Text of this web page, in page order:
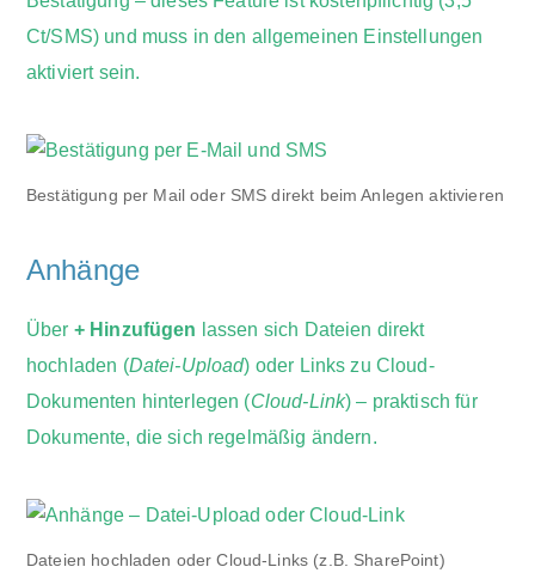
Ct/SMS) und muss in den allgemeinen Einstellungen
aktiviert sein.
Bestätigung per Mail oder SMS direkt beim Anlegen aktivieren
Anhänge
Über + Hinzufügen lassen sich Dateien direkt
hochladen (Datei-Upload) oder Links zu Cloud-
Dokumenten hinterlegen (Cloud-Link) – praktisch für
Dokumente, die sich regelmäßig ändern.
Dateien hochladen oder Cloud-Links (z.B. SharePoint)